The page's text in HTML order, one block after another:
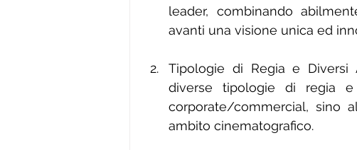
leader, combinando
avanti una visione unica ed
Tipologie di Regia e Diversi
diverse tipologie di regia e
corporate/commercial, sino
ambito cinematografico.